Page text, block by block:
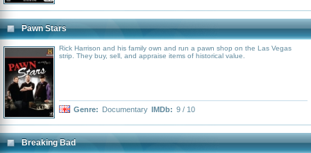
Pawn Stars
Rick Harrison and his family own and run a pawn shop on the Las Vegas
strip. They buy, sell, and appraise items of historical value.
Genre: Documentary IMDb: 9 / 10
Breaking Bad